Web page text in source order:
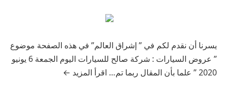
يسرنا أن نقدم لكم في ” إشراق العالم” في هذه الصفحة موضوع
” عروض السيارات : شركة صالح للسيارات اليوم الجمعة 6 يونيو
2020 ” علما بأن المقال ربما تم… اقرأ المزيد ←